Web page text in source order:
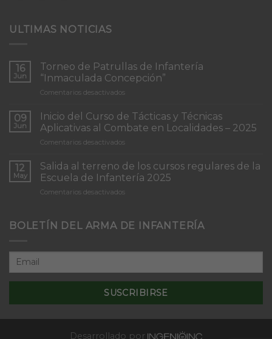
ULTIMAS NOTICIAS
16
Jun
Torneo de Patrullas de Infantería
“Inmaculada Concepción”
Comentarios desactivadosen
de
Patrullas
de
Infantería
Concepción”
09
Jun
Inicio del Curso de Tácticas y Técnicas
Aplicativas al Combate en Localidades – 2025
Comentarios desactivadosen
del
Curso
de
Tácticas
Aplicativas
12
May
Salida al terreno de los cursos regulares de la
Escuela de Infantería 2025
Comentarios desactivadosen
terreno
cursos
de
Escuela
de
BOLETÍN DEL ARMA DE INFANTERÍA
Desarrollado por